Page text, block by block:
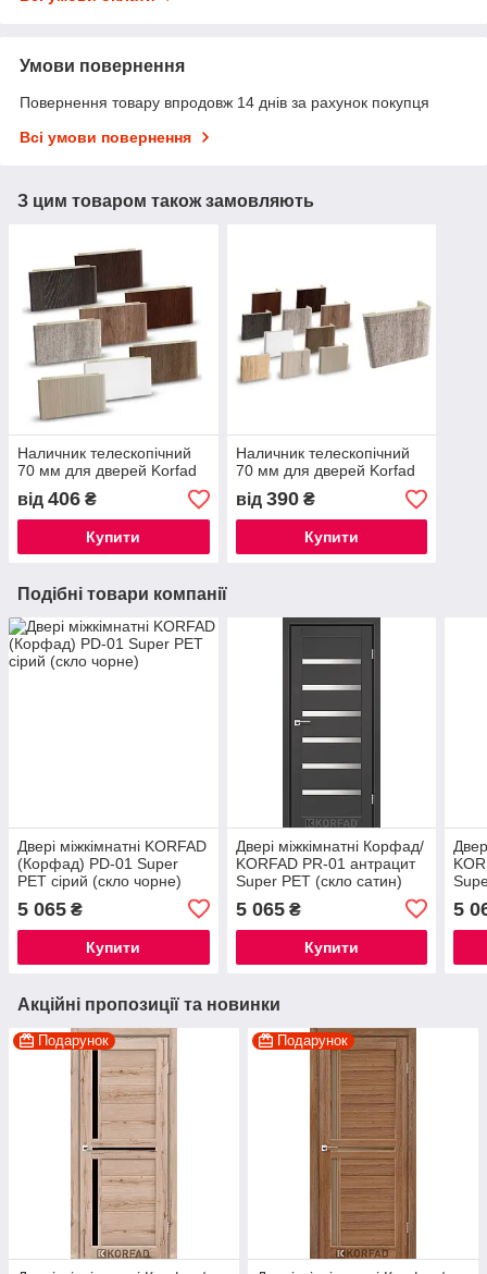
Умови повернення
Повернення товару впродовж 14 днів за рахунок покупця
Всі умови повернення
З цим товаром також замовляють
Наличник телескопічний
70 мм для дверей Korfad
від 406 ₴
Купити
Наличник телескопічний
70 мм для дверей Korfad
від 390₴
Купити
Подібні товари компанії
Двері міжкімнатні KORFAD
(Корфад) PD-01 Super
PET сірий (скло чорне)
5 065 ₴
Купити
Двері міжкімнатні Корфад/
KORFAD PR-01 антрацит
Super PET (скло сатин)
5 065₴
Купити
5
Акційні пропозиції та новинки
Подарунок Подарунок